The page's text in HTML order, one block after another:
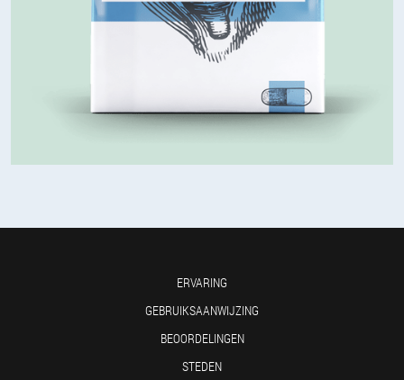
ERVARING
GEBRUIKSAANWIJZING
BEOORDELINGEN
STEDEN